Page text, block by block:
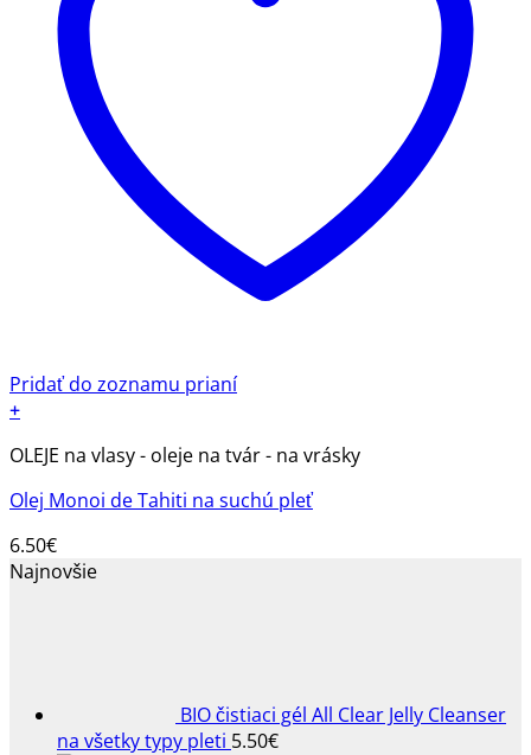
Pridať do zoznamu prianí
+
OLEJE na vlasy - oleje na tvár - na vrásky
Olej Monoi de Tahiti na suchú pleť
6.50€
Najnovšie
BIO čistiaci gél All Clear Jelly Cleanser
na všetky typy pleti 5.50€